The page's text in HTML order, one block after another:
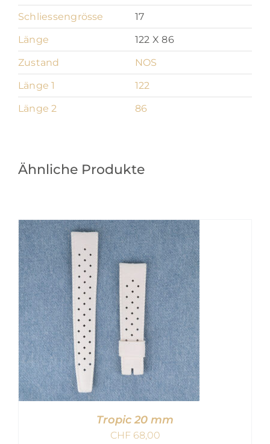
Schliessengrösse
17
Länge
122 X 86
Zustand
NOS
Länge 1
122
Länge 2
86
Ähnliche Produkte
Tropic 20 mm
CHF68,00